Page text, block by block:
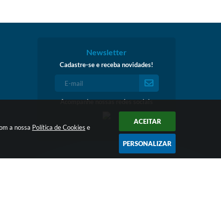
a nossa Política de Cookies e
ACEITAR
PERSONALIZAR
Newsletter
Cadastre-se e receba novidades!
Acompanhe nossas redes sociais